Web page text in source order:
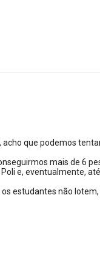
que podemos
mais de 6
e, eventualmente, até
estudantes não